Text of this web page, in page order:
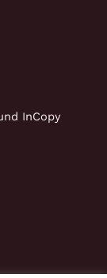
InCopy